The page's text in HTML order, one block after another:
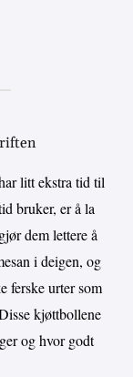
litt ekstra tid til
bruker, er å la
dem lettere å
i deigen, og
ferske urter som
kjøttbollene
og hvor godt